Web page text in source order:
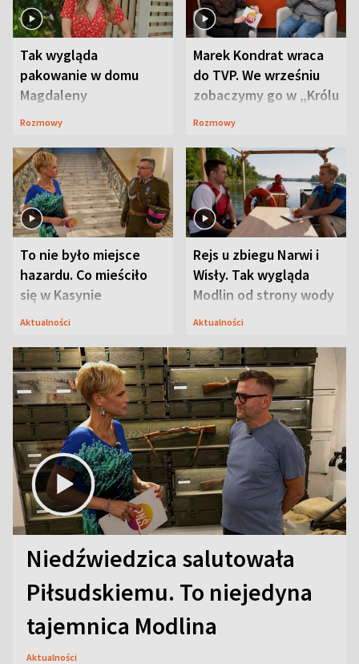
Tak wygląda
pakowanie w domu
Magdaleny
Waligórskiej-Lisieckiej.
Rozmowy
Marek Kondrat wraca
do TVP. We wrześniu
zobaczymy go w „Królu
Maciusiu I”
Rozmowy
To nie było miejsce
hazardu. Co mieściło
się w Kasynie
Oficerskim?
Aktualności
Rejs u zbiegu Narwi i
Wisły. Tak wygląda
Modlin od strony wody
Aktualności
Niedźwiedzica salutowała
Piłsudskiemu. To niejedyna
tajemnica Modlina
Aktualności